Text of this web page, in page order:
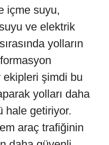
içme suyu,
ve elektrik
yolların
şimdi bu
yolları daha
hale getiriyor.
araç trafiğinin